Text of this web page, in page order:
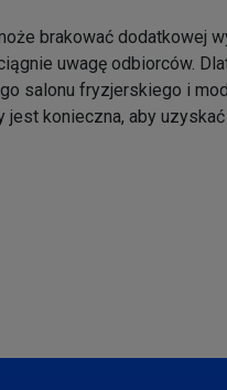
brakować dodatkowej
uwagę odbiorców.
salonu fryzjerskiego i
jest konieczna, aby